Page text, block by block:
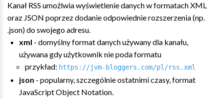
Kanał RSS umożlwia wyświetlenie danych w formatach XML
oraz JSON poprzez dodanie odpowiednie rozszerzenia (np.
.json) do swojego adresu.
xml - domyślny format danych używany dla kanału,
używana gdy użytkownik nie poda formatu
przykład: https://jvm-bloggers.com/pl/rss.xml
json - popularny, szczególnie ostatnimi czasy, format
JavaScript Object Notation.